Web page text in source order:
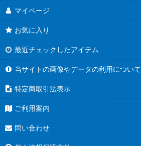
マイページ
お気に入り
最近チェックしたアイテム
当サイトの画像やデータの利用について
特定商取引法表示
ご利用案内
問い合わせ